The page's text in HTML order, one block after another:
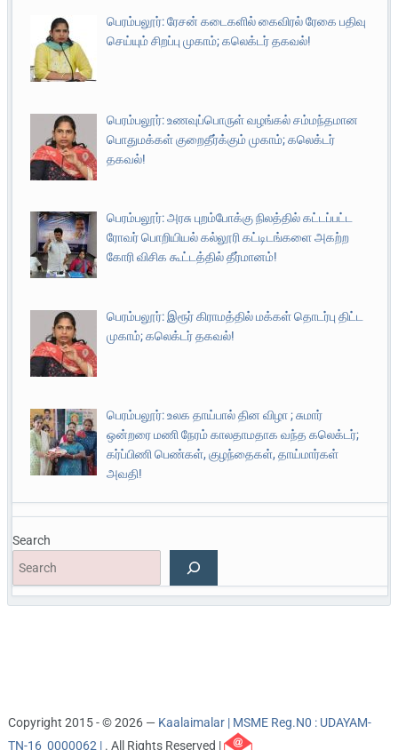
பெரம்பலூர்: ரேசன் கடைகளில் கைவிரல் ரேகை பதிவு
செய்யும் சிறப்பு முகாம்; கலெக்டர் தகவல்!
பெரம்பலூர்: உணவுப்பொருள் வழங்கல் சம்மந்தமான
பொதுமக்கள் குறைதீர்க்கும் முகாம்; கலெக்டர்
தகவல்!
பெரம்பலூர்: அரசு புறம்போக்கு நிலத்தில் கட்டப்பட்ட
ரோவர் பொறியியல் கல்லூரி கட்டிடங்களை அகற்ற
கோரி விசிக கூட்டத்தில் தீர்மானம்!
பெரம்பலூர்: இரூர் கிராமத்தில் மக்கள் தொடர்பு திட்ட
முகாம்; கலெக்டர் தகவல்!
பெரம்பலூர்: உலக தாய்பால் தின விழா ; சுமார்
ஒன்றரை மணி நேரம் காலதாமதாக வந்த கலெக்டர்;
கர்ப்பிணி பெண்கள், குழந்தைகள், தாய்மார்கள்
அவதி!
Search
Copyright 2015 - © 2026 — Kaalaimalar | MSME Reg.N0 : UDAYAM-
TN-16_0000062 | . All Rights Reserved |